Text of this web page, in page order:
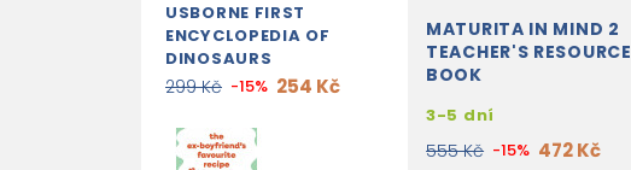
USBORNE FIRST
ENCYCLOPEDIA OF
DINOSAURS
299 Kč -15% 254 Kč
MATURITA IN MIND 2
TEACHER'S RESOURCE
BOOK
3-5 dní
555 Kč -15% 472 Kč